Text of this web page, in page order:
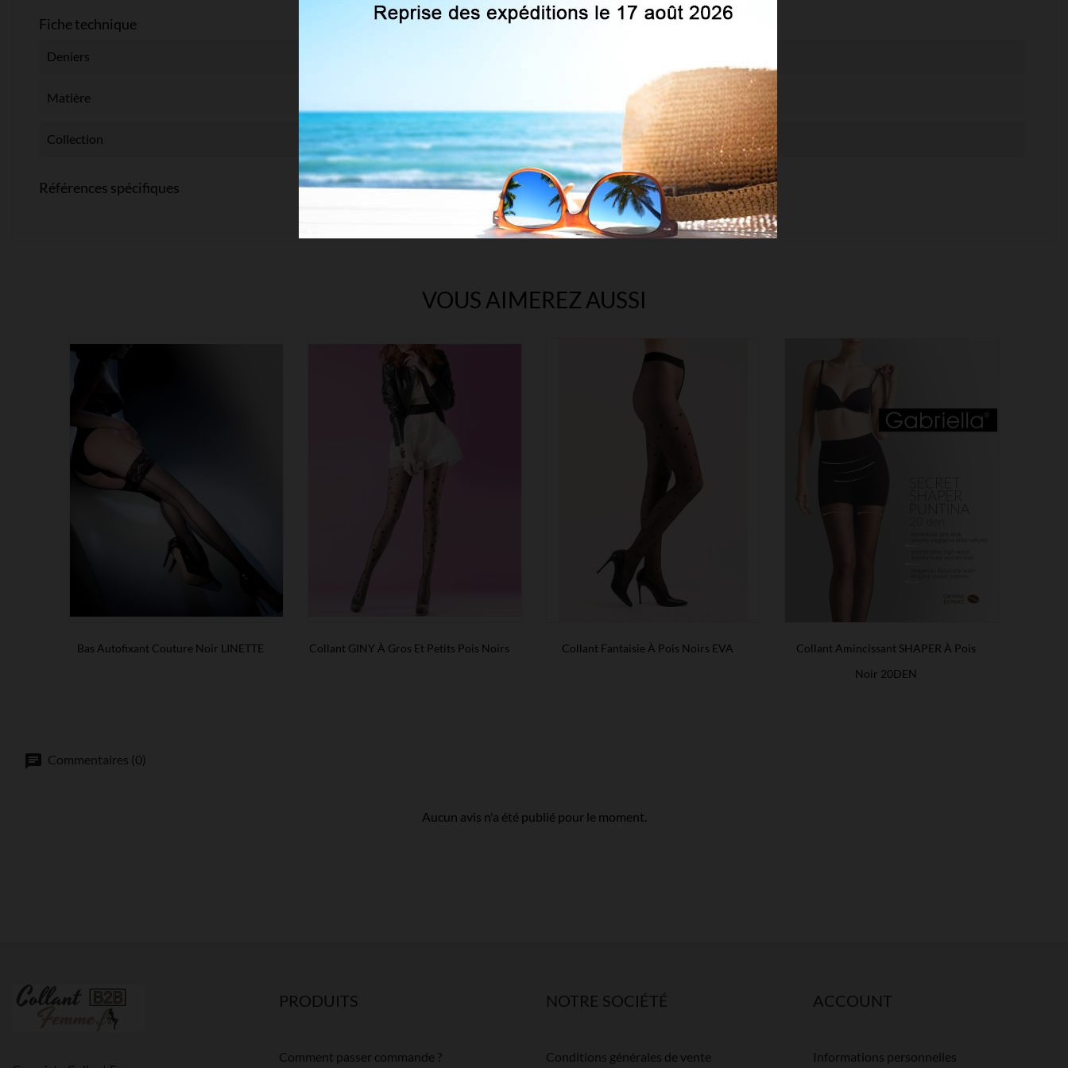
Fiche technique
Deniers
Matière
Collection Fashion
Références spécifiques
VOUS AIMEREZ AUSSI
Bas Autofixant Couture Noir LINETTE Collant GINY À Gros Et Petits Pois Noirs Collant Fantaisie À Pois Noirs EVA
Collant Amincissant SHAPER À Pois
Noir 20DEN
Commentaires (0)
Aucun avis n'a été publié pour le moment.
PRODUITS
Comment passer commande ?
NOTRE SOCIÉTÉ
Conditions générales de vente
ACCOUNT
Informations personnelles